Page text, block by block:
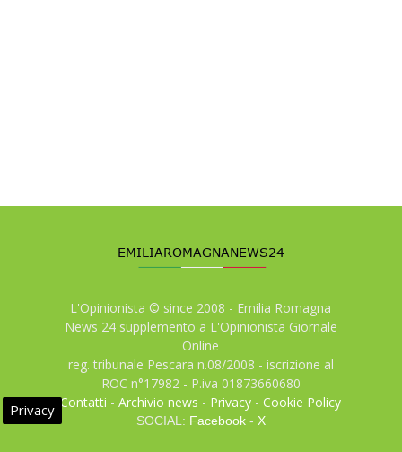
L'Opinionista © since 2008 - Emilia Romagna
News 24 supplemento a L'Opinionista Giornale
Online
reg. tribunale Pescara n.08/2008 - iscrizione al
ROC n°17982 - P.iva 01873660680
Contatti -Archivio news - Privacy -Cookie Policy
SOCIAL: Facebook- X
Privacy